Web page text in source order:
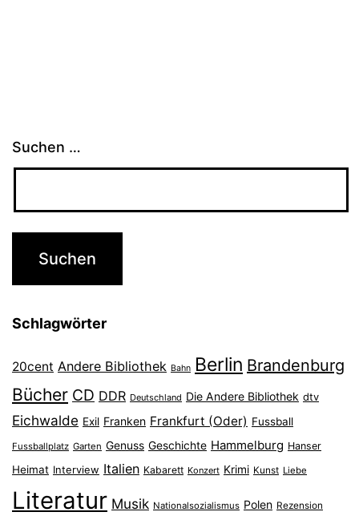
Suchen …
Schlagwörter
20cent Andere Bibliothek Bahn Berlin Brandenburg
Bücher CD DDR Deutschland Die Andere Bibliothek dtv
Eichwalde Exil Franken Frankfurt (Oder) Fussball
Fussballplatz Garten Genuss Geschichte Hammelburg Hanser
Heimat Interview Italien Kabarett Konzert Krimi Kunst Liebe
Literatur Musik Nationalsozialismus Polen Rezension